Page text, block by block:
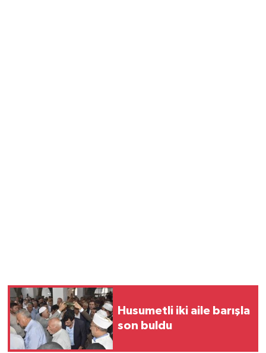
Husumetli iki aile barışla
son buldu